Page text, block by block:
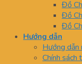
Đồ
Đồ
Đồ
Hướng dẫn
Hướng dẫn
Chính sách